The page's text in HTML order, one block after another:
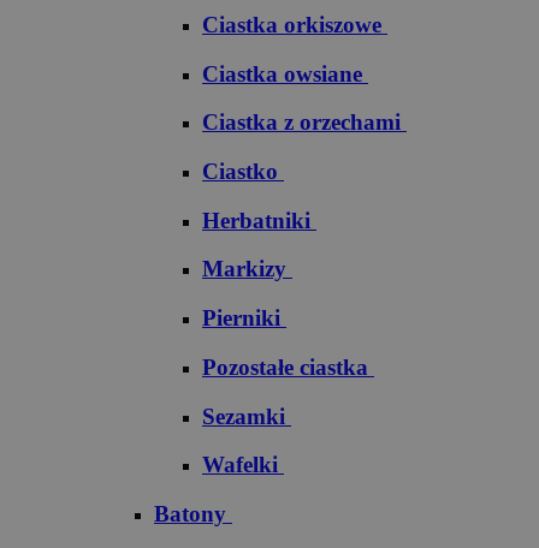
Ciastka orkiszowe
Ciastka owsiane
Ciastka z orzechami
Ciastko
Herbatniki
Markizy
Pierniki
Pozostałe ciastka
Sezamki
Wafelki
Batony